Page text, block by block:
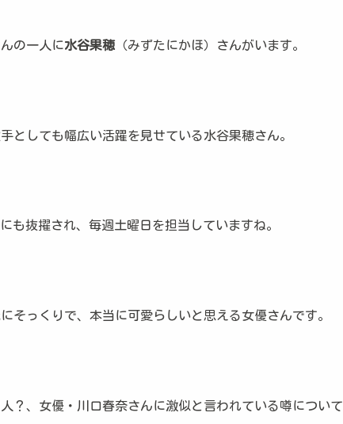
の一人に水谷果穂（みずたにかほ）さんがいます。
としても幅広い活躍を見せている水谷果穂さん。
も抜擢され、毎週土曜日を担当していますね。
そっくりで、本当に可愛らしいと思える女優さんです。
？、女優・川口春奈さんに激似と言われている噂について